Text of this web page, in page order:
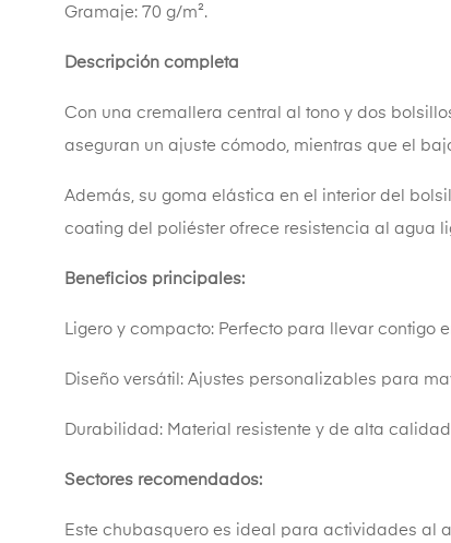
Gramaje: 70 g/m².
Descripción completa
Con una cremallera central al tono y dos
aseguran un ajuste cómodo, mientras que el
Además, su goma elástica en el interior del
coating del poliéster ofrece resistencia al agua
Beneficios principales:
Ligero y compacto: Perfecto para llevar contigo
Diseño versátil: Ajustes personalizables para
Durabilidad: Material resistente y de alta
Sectores recomendados:
Este chubasquero es ideal para actividades al